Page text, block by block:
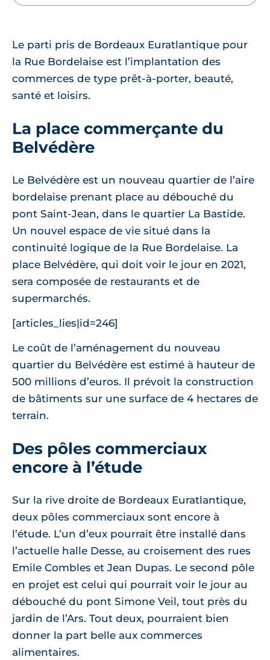
Le parti pris de Bordeaux Euratlantique pour
la Rue Bordelaise est l’implantation des
commerces de type prêt-à-porter, beauté,
santé et loisirs.
La place commerçante du
Belvédère
Le Belvédère est un nouveau quartier de l’aire
bordelaise prenant place au débouché du
pont Saint-Jean, dans le quartier La Bastide.
Un nouvel espace de vie situé dans la
continuité logique de la Rue Bordelaise. La
place Belvédère, qui doit voir le jour en 2021,
sera composée de restaurants et de
supermarchés.
[articles_lies|id=246]
Le coût de l’aménagement du nouveau
quartier du Belvédère est estimé à hauteur de
500 millions d’euros. Il prévoit la construction
de bâtiments sur une surface de 4 hectares de
terrain.
Des pôles commerciaux
encore à l’étude
Sur la rive droite de Bordeaux Euratlantique,
deux pôles commerciaux sont encore à
l’étude. L’un d’eux pourrait être installé dans
l’actuelle halle Desse, au croisement des rues
Emile Combles et Jean Dupas. Le second pôle
en projet est celui qui pourrait voir le jour au
débouché du pont Simone Veil, tout près du
jardin de l’Ars. Tout deux, pourraient bien
donner la part belle aux commerces
alimentaires.